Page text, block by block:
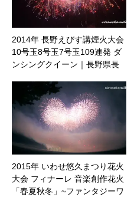
2014年 長野えびす講煙火大会
10号玉8号玉7号玉109連発 ダ
ンシングクイーン｜長野県長
2015年 いわせ悠久まつり花火
大会 フィナーレ 音楽創作花火
「春夏秋冬」~ファンタジーワ